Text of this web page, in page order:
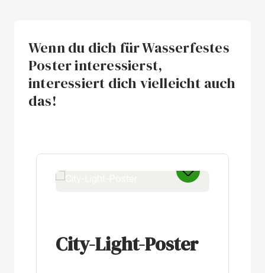
Wenn du dich für Wasserfestes
Poster interessierst,
interessiert dich vielleicht auch
das!
City-Light-Poster